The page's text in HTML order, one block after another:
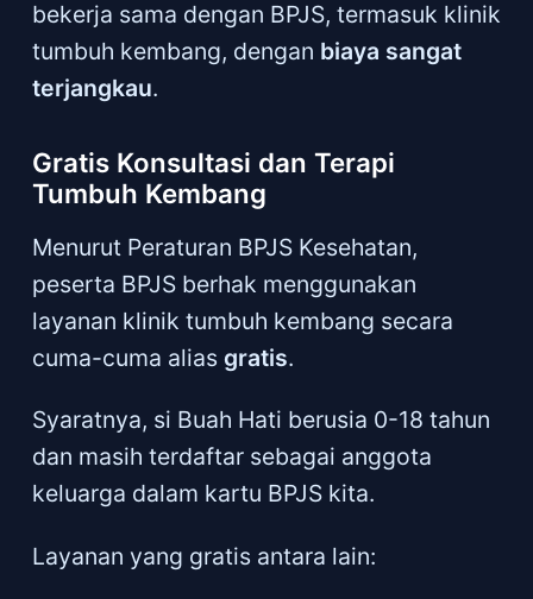
bekerja sama dengan BPJS, termasuk klinik
tumbuh kembang, dengan biaya sangat
terjangkau.
Gratis Konsultasi dan Terapi
Tumbuh Kembang
Menurut Peraturan BPJS Kesehatan,
peserta BPJS berhak menggunakan
layanan klinik tumbuh kembang secara
cuma-cuma alias gratis.
Syaratnya, si Buah Hati berusia 0-18 tahun
dan masih terdaftar sebagai anggota
keluarga dalam kartu BPJS kita.
Layanan yang gratis antara lain: